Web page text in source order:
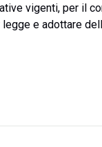
vigenti, per il
e adottare